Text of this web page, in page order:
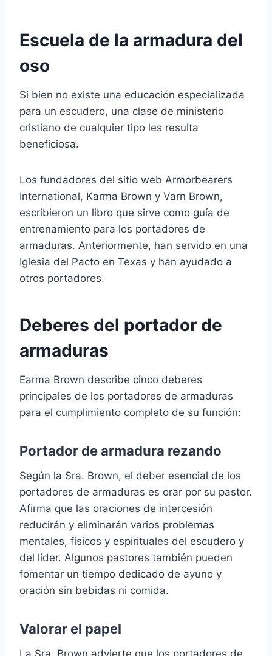
Escuela de la armadura del
oso
Si bien no existe una educación especializada
para un escudero, una clase de ministerio
cristiano de cualquier tipo les resulta
beneficiosa.
Los fundadores del sitio web Armorbearers
International, Karma Brown y Varn Brown,
escribieron un libro que sirve como guía de
entrenamiento para los portadores de
armaduras. Anteriormente, han servido en una
Iglesia del Pacto en Texas y han ayudado a
otros portadores.
Deberes del portador de
armaduras
Earma Brown describe cinco deberes
principales de los portadores de armaduras
para el cumplimiento completo de su función:
Portador de armadura rezando
Según la Sra. Brown, el deber esencial de los
portadores de armaduras es orar por su pastor.
Afirma que las oraciones de intercesión
reducirán y eliminarán varios problemas
mentales, físicos y espirituales del escudero y
del líder. Algunos pastores también pueden
fomentar un tiempo dedicado de ayuno y
oración sin bebidas ni comida.
Valorar el papel
La Sra. Brown advierte que los portadores de